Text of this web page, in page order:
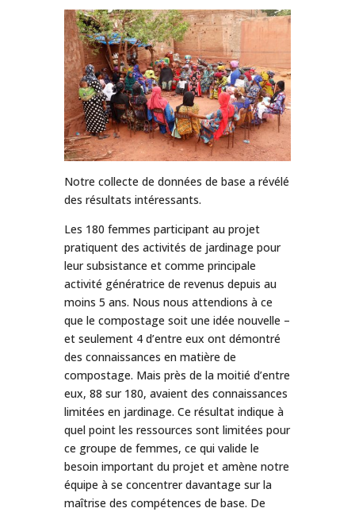
Notre collecte de données de base a révélé
des résultats intéressants.
Les 180 femmes participant au projet
pratiquent des activités de jardinage pour
leur subsistance et comme principale
activité génératrice de revenus depuis au
moins 5 ans. Nous nous attendions à ce
que le compostage soit une idée nouvelle –
et seulement 4 d’entre eux ont démontré
des connaissances en matière de
compostage. Mais près de la moitié d’entre
eux, 88 sur 180, avaient des connaissances
limitées en jardinage. Ce résultat indique à
quel point les ressources sont limitées pour
ce groupe de femmes, ce qui valide le
besoin important du projet et amène notre
équipe à se concentrer davantage sur la
maîtrise des compétences de base. De